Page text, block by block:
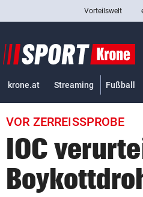
Abonnieren
pin_drop
bookmark
Vorteilswelt
krone.at Streaming Fußball
VOR ZERREISSPROBE
IOC